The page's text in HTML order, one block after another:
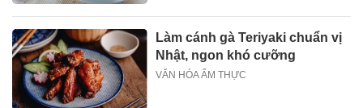
Làm cánh gà Teriyaki chuẩn vị
Nhật, ngon khó cưỡng
VĂN HÓA ẨM THỰC